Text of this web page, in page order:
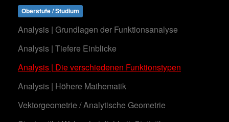
Oberstufe / Studium
Analysis | Grundlagen der Funktionsanalyse
Analysis | Tiefere Einblicke
Analysis | Die verschiedenen Funktionstypen
Analysis | Höhere Mathematik
Vektorgeometrie / Analytische Geometrie